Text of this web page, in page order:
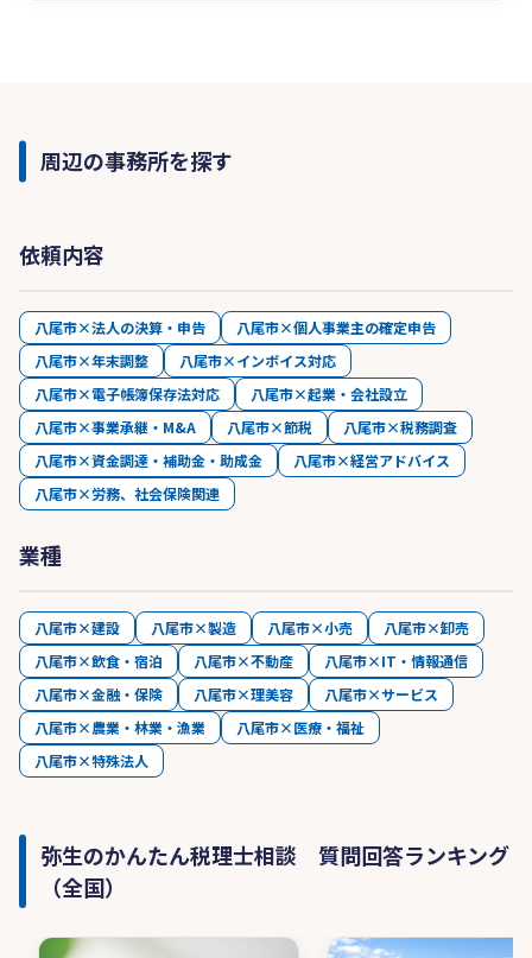
ことのは税理士法人
加藤盛一 090-6194-9766
新宅莉沙 080-4232-2415 lisha0423@gmail.com
周辺の事務所を探す
依頼内容
八尾市×法人の決算・申告
八尾市×個人事業主の確定申告
八尾市×年末調整
八尾市×インボイス対応
八尾市×電子帳簿保存法対応
八尾市×起業・会社設立
八尾市×事業承継・M&A
八尾市×節税
八尾市×税務調査
八尾市×資金調達・補助金・助成金
八尾市×経営アドバイス
八尾市×労務、社会保険関連
業種
八尾市×建設 八尾市×製造 八尾市×小売
八尾市×卸売
八尾市×飲食・宿泊
八尾市×不動産
八尾市×IT・情報通信
八尾市×金融・保険
八尾市×理美容
八尾市×サービス
八尾市×農業・林業・漁業
八尾市×医療・福祉
八尾市×特殊法人
弥生のかんたん税理士相談 質問回答ランキング
（全国）